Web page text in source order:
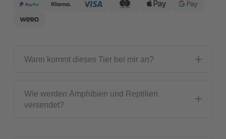
Wann kommt dieses Tier bei mir an?
Wie werden Amphibien und Reptilien
versendet?